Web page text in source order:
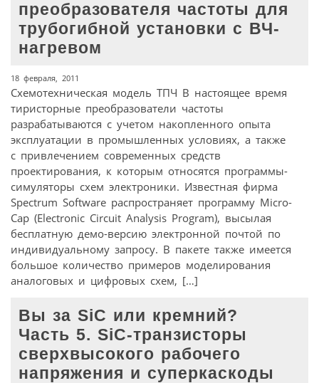
преобразователя частоты для
трубогибной установки с ВЧ-
нагревом
18 февраля, 2011
Схемотехническая модель ТПЧ В настоящее время
тиристорные преобразователи частоты
разрабатываются с учетом накопленного опыта
эксплуатации в промышленных условиях, а также
с привлечением современных средств
проектирования, к которым относятся программы-
симуляторы схем электроники. Известная фирма
Spectrum Software распространяет программу Micro-
Cap (Electronic Circuit Analysis Program), высылая
бесплатную демо-версию электронной почтой по
индивидуальному запросу. В пакете также имеется
большое количество примеров моделирования
аналоговых и цифровых схем, […]
Вы за SiC или кремний?
Часть 5. SiC-транзисторы
сверхвысокого рабочего
напряжения и суперкаскоды